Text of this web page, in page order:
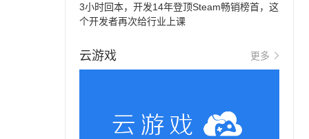
3小时回本，开发14年登顶Steam畅销榜首，这
个开发者再次给行业上课
云游戏 更多